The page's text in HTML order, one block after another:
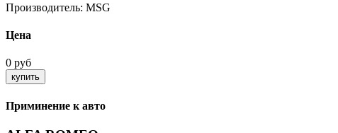
Производитель: MSG
Цена
0 руб
Приминение к авто